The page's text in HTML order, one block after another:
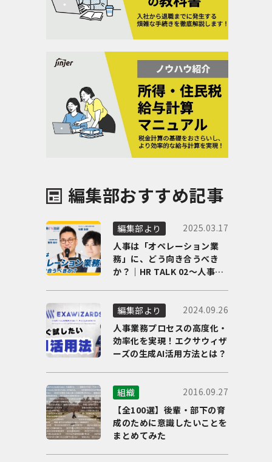
編集部おすすめ記事
編集部より
2025.03.17
人事は「オペレーション業
務」に、どう向き合うべき
か？｜HR TALK 02～人事DX
編集部より
2024.09.26
人事業務プロセスの高度化・
効率化を実現！エクサウィザ
ーズの生成AI活用方法とは？
組織
2016.09.27
【全100選】後輩・部下の育
成のために意識したいことを
まとめてみた